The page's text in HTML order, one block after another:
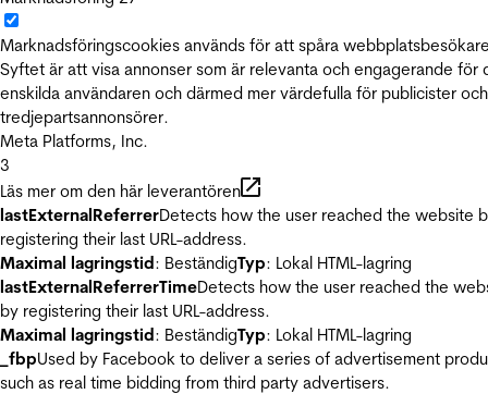
Marknadsföringscookies används för att spåra
Syftet är att visa annonser som är relevanta och engagerande för
enskilda användaren och därmed mer värdefulla för publicister och
tredjepartsannonsörer.
Meta Platforms, Inc.
3
Läs mer om den här leverantören
lastExternalReferrerDetects how the user reached the website
registering their last URL-address.
Maximal lagringstid: BeständigTyp: Lokal HTML-lagring
lastExternalReferrerTimeDetects how the user reached the
by registering their last URL-address.
Maximal lagringstid: BeständigTyp: Lokal HTML-lagring
_fbpUsed by Facebook to deliver a series of advertisement
such as real time bidding from third party advertisers.